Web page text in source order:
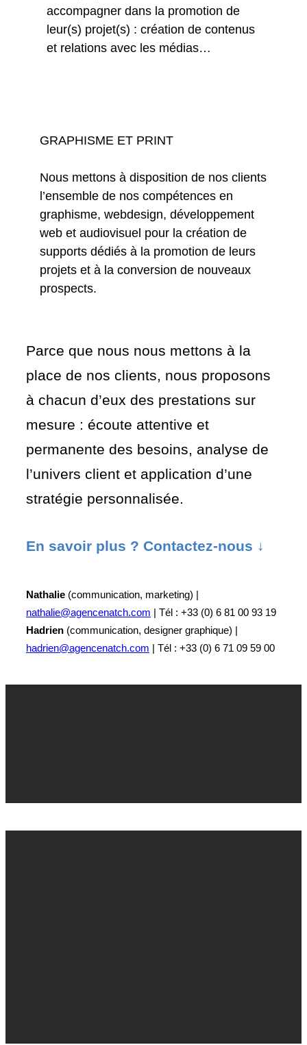
accompagner dans la promotion de
leur(s) projet(s) : création de contenus
et relations avec les médias…
GRAPHISME ET PRINT
Nous mettons à disposition de nos clients
l’ensemble de nos compétences en
graphisme, webdesign, développement
web et audiovisuel pour la création de
supports dédiés à la promotion de leurs
projets et à la conversion de nouveaux
prospects.
Parce que nous nous mettons à la
place de nos clients, nous proposons
à chacun d’eux des prestations sur
mesure : écoute attentive et
permanente des besoins, analyse de
l’univers client et application d’une
stratégie personnalisée.
En savoir plus ? Contactez-nous ↓
Nathalie (communication, marketing) |
nathalie@agencenatch.com | Tél : +33 (0) 6 81 00 93 19
Hadrien (communication, designer graphique) |
hadrien@agencenatch.com | Tél : +33 (0) 6 71 09 59 00